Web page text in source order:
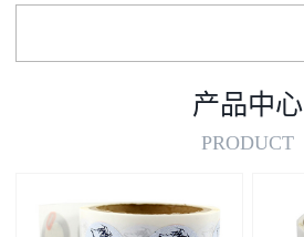
产品中心
PRODUCT